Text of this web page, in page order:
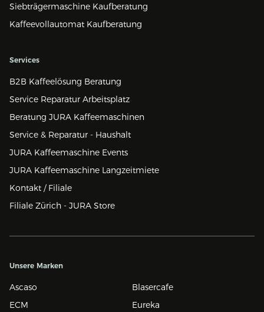
Siebträgermaschine Kaufberatung
Kaffeevollautomat Kaufberatung
Services
B2B Kaffeelösung Beratung
Service Reparatur Arbeitsplatz
Beratung JURA Kaffeemaschinen
Service & Reparatur - Haushalt
JURA Kaffeemaschine Events
JURA Kaffeemaschine Langzeitmiete
Kontakt / Filiale
Filiale Zürich - JURA Store
Unsere Marken
Ascaso
Blasercafe
ECM
Eureka